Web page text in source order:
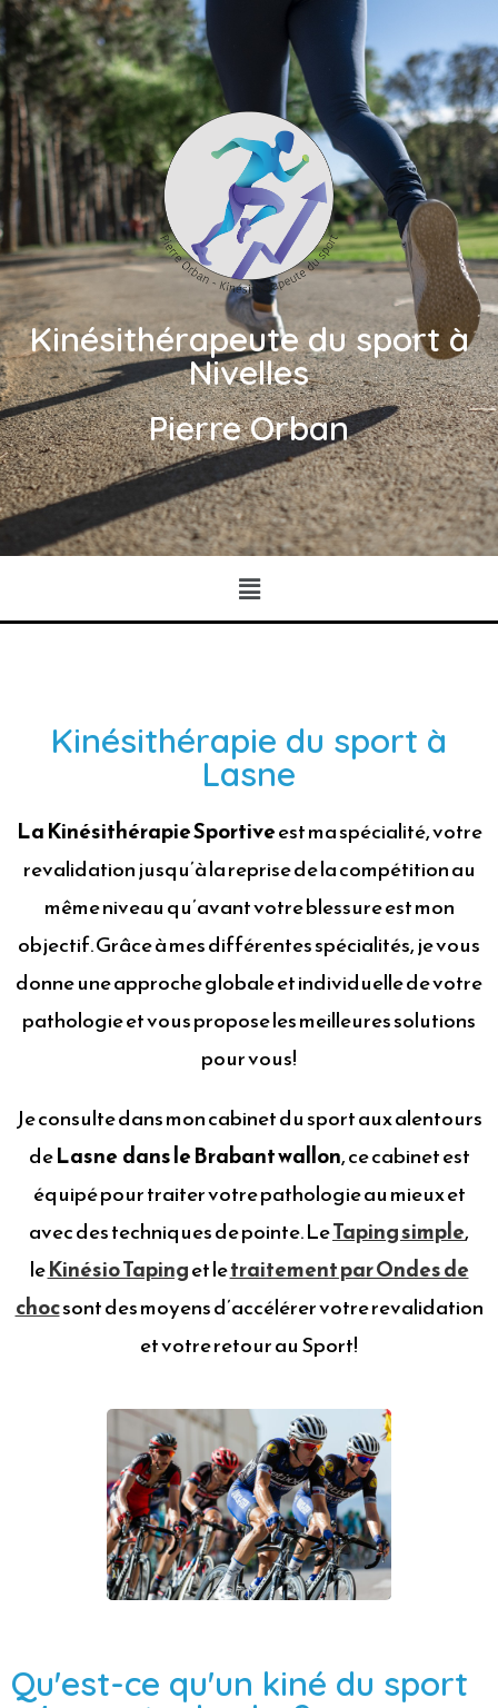
Kinésithérapeute du sport à
Nivelles
Pierre Orban
Kinésithérapie du sport à
Lasne
La Kinésithérapie Sportiveest ma spécialité, votre
revalidation jusqu’à la reprise de la compétition au
même niveau qu’avant votre blessure est mon
objectif. Grâce à mes différentes spécialités, je vous
donne une approche globale et individuelle de votre
pathologie et vous propose les meilleures solutions
pour vous!
Je consulte dans mon cabinet du sport aux alentours
deLasne dans le Brabant wallon, ce cabinet est
équipé pour traiter votre pathologie au mieux et
avec des techniques de pointe. LeTaping simple,
leKinésio Tapinget letraitement par Ondes de
chocsont des moyens d’accélérer votre revalidation
et votre retour au Sport!
Qu'est-ce qu'un kiné du sport